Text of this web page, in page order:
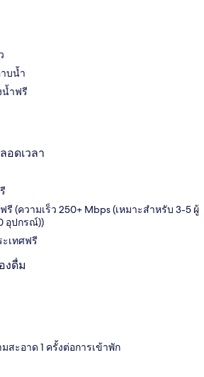
บน้ำ
น้ำฟรี
อดเวลา
รี (ความเร็ว 250+ Mbps (เหมาะสำหรับ 3-5 ผู้
อุปกรณ์))
เทศฟรี
งดื่ม
สะอาด 1 ครั้งต่อการเข้าพัก